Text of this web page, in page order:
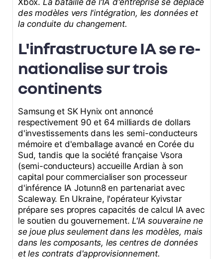
des modèles vers l'intégration, les données et
la conduite du changement.
L'infrastructure IA se re-
nationalise sur trois
continents
Samsung et SK Hynix ont annoncé
respectivement 90 et 64 milliards de dollars
d'investissements dans les semi-conducteurs
mémoire et d'emballage avancé en Corée du
Sud, tandis que la société française Vsora
(semi-conducteurs) accueille Ardian à son
capital pour commercialiser son processeur
d'inférence IA Jotunn8 en partenariat avec
Scaleway. En Ukraine, l'opérateur Kyivstar
prépare ses propres capacités de calcul IA avec
le soutien du gouvernement. L'IA souveraine ne
se joue plus seulement dans les modèles, mais
dans les composants, les centres de données
et les contrats d'approvisionnement.